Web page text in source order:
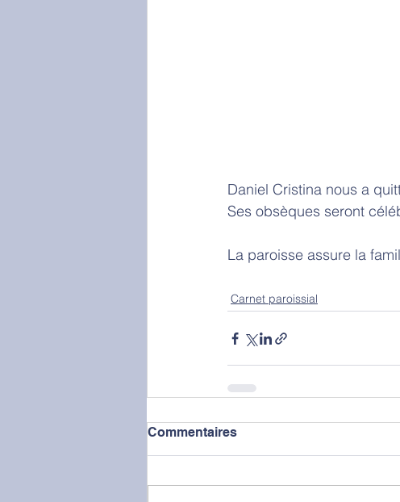
Daniel Cristina nous a
Ses obsèques seront
La paroisse assure la
Carnet paroissial
Commentaires